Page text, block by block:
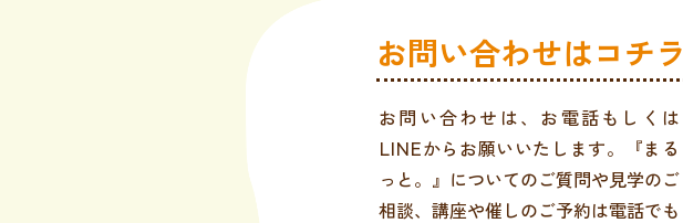
お問い合わせはコチラ
お問い合わせは、お電話もしくは
LINEからお願いいたします。『まる
っと。』についてのご質問や見学のご
相談、講座や催しのご予約は電話でも